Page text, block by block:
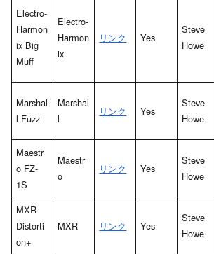
Electro-
Harmon
ix Big
Muff
Electro-
Harmon
ix
リンク Yes
Steve
Howe
Marshal
l Fuzz
Marshal
l
リンク Yes
Steve
Howe
Maestr
o FZ-
1S
Maestr
o
リンク Yes
Steve
Howe
MXR
Distorti
on+
MXR リンク Yes
Steve
Howe